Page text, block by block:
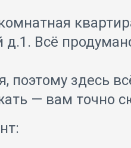
Всё
поэтому здесь
— вам точно